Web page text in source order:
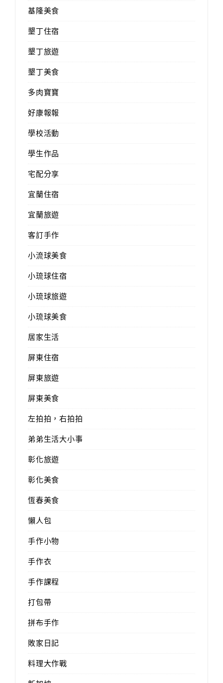
基隆美食
墾丁住宿
墾丁旅遊
墾丁美食
多肉寶寶
好康報報
學校活動
學生作品
宅配分享
宜蘭住宿
宜蘭旅遊
客訂手作
小流球美食
小琉球住宿
小琉球旅遊
小琉球美食
居家生活
屏東住宿
屏東旅遊
屏東美食
左拍拍，右拍拍
弟弟生活大小事
彰化旅遊
彰化美食
恆春美食
懶人包
手作小物
手作衣
手作課程
打包帶
拼布手作
敗家日記
料理大作戰